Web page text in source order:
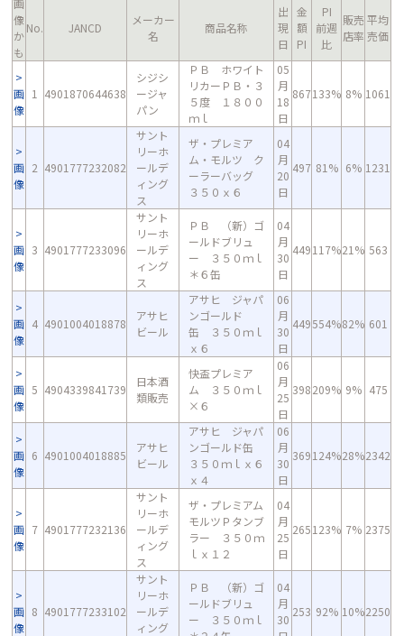
画
像
か
も
No. JANCD
メーカー
名
商品名称
出
現
日
金
額
PI
PI
前週
比
販売
店率
平均
売価
画
像
1 4901870644638
シジシ
ージャ
パン
ＰＢ ホワイト
リカーＰＢ・３
５度 １８００
ｍｌ
05
月
18
日
867133% 8% 1061
画
像
2 4901777232082
サント
リーホ
ールデ
ィング
ス
ザ・プレミア
ム・モルツ ク
ーラーバッグ
３５０ｘ６
04
月
20
日
497 81% 6% 1231
画
像
3 4901777233096
サント
リーホ
ールデ
ィング
ス
ＰＢ （新）ゴ
ールドブリュ
ー ３５０ｍｌ
＊６缶
04
月
30
日
449117%21% 563
画
像
4 4901004018878
アサヒ
ビール
アサヒ ジャパ
ンゴールド
缶 ３５０ｍｌ
ｘ６
06
月
30
日
449554%82% 601
画
像
5 4904339841739
日本酒
類販売
快盃プレミア
ム ３５０ｍｌ
×６
06
月
25
日
398209% 9% 475
画
像
6 4901004018885
アサヒ
ビール
アサヒ ジャパ
ンゴールド缶
３５０ｍｌｘ６
ｘ４
06
月
30
日
369124%28%2342
画
像
7 4901777232136
サント
リーホ
ールデ
ィング
ス
ザ・プレミアム
モルツＰタンブ
ラー ３５０ｍ
ｌｘ１２
04
月
25
日
265123% 7% 2375
画
像
8 4901777233102
サント
リーホ
ールデ
ィング
ＰＢ （新）ゴ
ールドブリュ
ー ３５０ｍｌ
04
月
30
253 92% 10%2250